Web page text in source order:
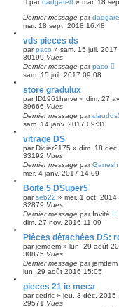
Dernier message par
mar. 18 sept. 2018 16:48
vds pieces ds
parpaco » sam. 15 juil. 2017
30199 Vues
Dernier message parpaco
sam. 15 juil. 2017 09:08
store gradulux
par ID1961herve » dim. 27
39666 Vues
Dernier message par
sam. 14 janv. 2017 09:31
vitrage DS
parDidier2175 » dim. 18
33192 Vues
Dernier message parGanesh
mer. 4 janv. 2017 14:09
Boite 5 DSuper5
parseb22 » mer. 1 oct. 2014
32879 Vues
Dernier message par Invité
dim. 27 nov. 2016 11:09
Pièces détachées DS:
parjemdem » lun. 29 août
30875 Vues
Dernier message parjemdem
lun. 29 août 2016 15:05
pieces 21 ie meca
parcedric » jeu. 3 déc. 2015
29571 Vues